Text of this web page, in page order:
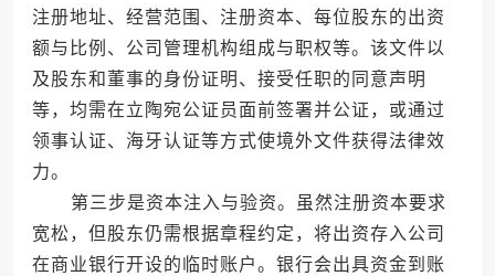
注册地址、经营范围、注册资本、每位股东的出资
额与比例、公司管理机构组成与职权等。该文件以
及股东和董事的身份证明、接受任职的同意声明
等，均需在立陶宛公证员面前签署并公证，或通过
领事认证、海牙认证等方式使境外文件获得法律效
力。
第三步是资本注入与验资。虽然注册资本要求
宽松，但股东仍需根据章程约定，将出资存入公司
在商业银行开设的临时账户。银行会出具资金到账